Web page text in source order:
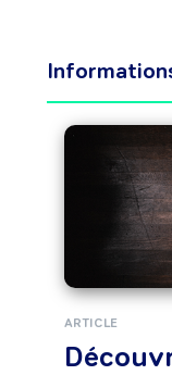
ARTICLE